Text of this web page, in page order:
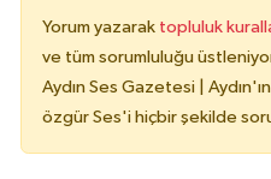
Yorum yazarak topluluk
ve tüm sorumluluğu
Aydın Ses Gazetesi |
özgür Ses'i hiçbir şekilde